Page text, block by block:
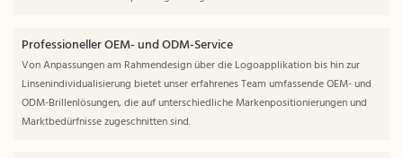
Professioneller OEM- und ODM-Service
Von Anpassungen am Rahmendesign über die Logoapplikation bis hin zur
Linsenindividualisierung bietet unser erfahrenes Team umfassende OEM- und
ODM-Brillenlösungen, die auf unterschiedliche Markenpositionierungen und
Marktbedürfnisse zugeschnitten sind.